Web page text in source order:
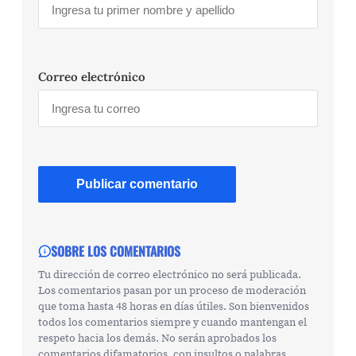
Correo electrónico
SOBRE LOS COMENTARIOS
Tu dirección de correo electrónico no será publicada.
Los comentarios pasan por un proceso de moderación
que toma hasta 48 horas en días útiles. Son bienvenidos
todos los comentarios siempre y cuando mantengan el
respeto hacia los demás. No serán aprobados los